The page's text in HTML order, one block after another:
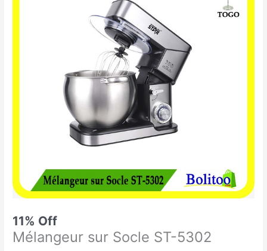
11% Off
Mélangeur sur Socle ST-5302
99.900 CFA.89.000 CFA.